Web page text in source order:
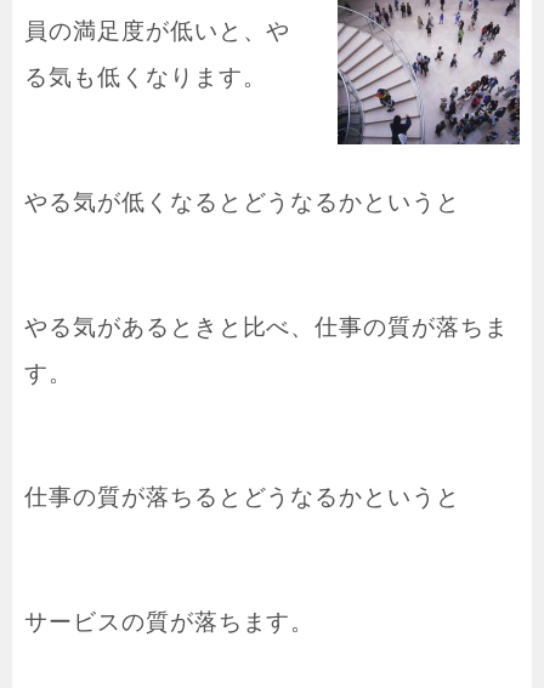
員の満足度が低いと、や
る気も低くなります。
やる気が低くなるとどうなるかというと
やる気があるときと比べ、仕事の質が落ちま
す。
仕事の質が落ちるとどうなるかというと
サービスの質が落ちます。